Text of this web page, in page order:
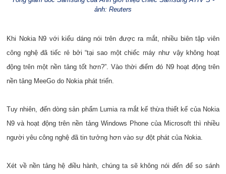
ảnh: Reuters
Khi Nokia N9 với kiểu dáng nói trên được ra mắt, nhiều biên tập viên
công nghệ đã tiếc rẻ bởi “tại sao một chiếc máy như vậy không hoạt
động trên một nền tảng tốt hơn?”. Vào thời điểm đó N9 hoạt động trên
nền tảng MeeGo do Nokia phát triển.
Tuy nhiên, đến dòng sản phẩm Lumia ra mắt kế thừa thiết kế của Nokia
N9 và hoạt động trên nền tảng Windows Phone của Microsoft thì nhiều
người yêu công nghệ đã tin tưởng hơn vào sự đột phát của Nokia.
Xét về nền tảng hệ điều hành, chúng ta sẽ không nói đến để so sánh